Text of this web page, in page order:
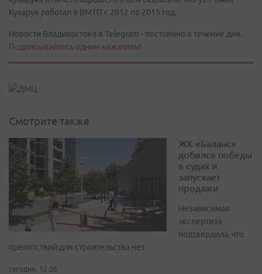
Кухарук работал в ВМТП с 2012 по 2015 год.
Новости Владивостока в Telegram - постоянно в течение дня.
Подписывайтесь одним нажатием!
Смотрите также
ЖК «Баланс»
добился победы
в судах и
запускает
продажи
Независимая
экспертиза
подтвердила, что
препятствий для строительства нет
сегодня, 12:26